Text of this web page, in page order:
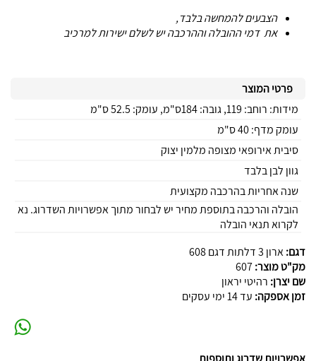
הצבעים להמחשה בלבד,
את דמי ההובלה וההרכבה יש לשלם ישירות למרכיב
פרטי המוצר
מידות: רוחב: 119, גובה: 184ס"מ, עומק: 52.5 ס"מ
עומק מדף: 40 ס"מ
סיבית אירופאי מצופה מלמין יצוק
גוון לבן בלבד
שנה אחריות בהרכבה מקצועית
הובלה והרכבה בתוספת מחיר יש לבחור מתוך אפשרויות השדרוג. נא
לקרוא תנאי הובלה
דגם:ארון 3 דלתות דגם 608
מק"ט מוצר:607
שם יצרן: רהיטי יראון
זמן אספקה: עד 14 ימי עסקים